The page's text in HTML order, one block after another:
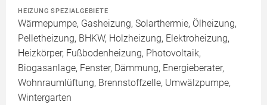
HEIZUNG SPEZIALGEBIETE
Wärmepumpe, Gasheizung, Solarthermie, Ölheizung,
Pelletheizung, BHKW, Holzheizung, Elektroheizung,
Heizkörper, Fußbodenheizung, Photovoltaik,
Biogasanlage, Fenster, Dämmung, Energieberater,
Wohnraumlüftung, Brennstoffzelle, Umwälzpumpe,
Wintergarten